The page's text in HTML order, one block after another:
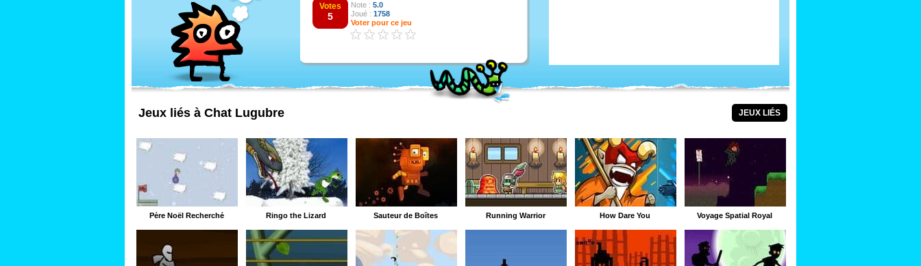
Votes
5
Note : 5.0
Joué : 1758
Voter pour ce jeu
Jeux liés à Chat Lugubre JEUX LIÉS
Père Noël Recherché Ringo the Lizard Sauteur de Boîtes Running Warrior How Dare You Voyage Spatial Royal